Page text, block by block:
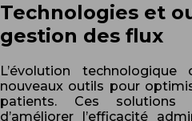
Technologies et
gestion des flux
L’évolution
nouveaux outils pour
patients. Ces solutions
d’améliorer l’efficacité